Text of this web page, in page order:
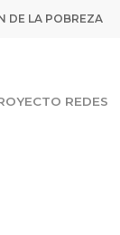
DE LA POBREZA
REDES